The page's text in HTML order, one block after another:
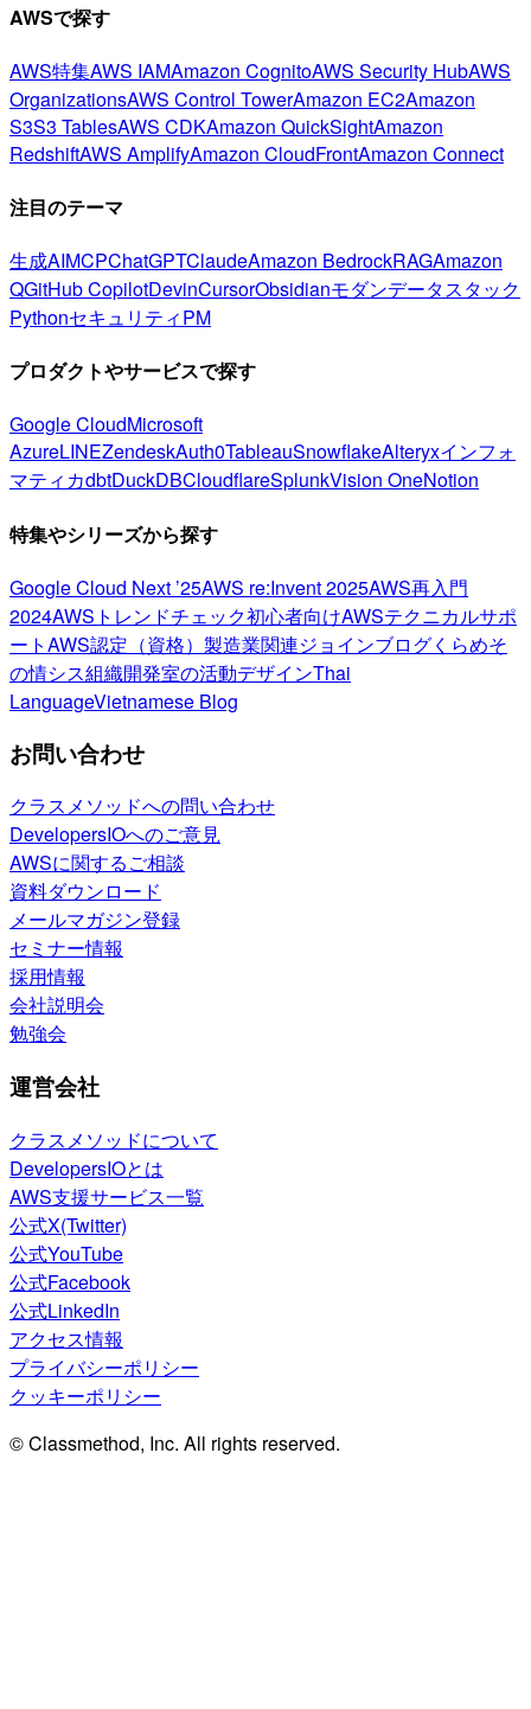
AWSで探す
AWS特集AWS IAMAmazon CognitoAWS Security HubAWS
OrganizationsAWS Control TowerAmazon EC2Amazon
S3S3 TablesAWS CDKAmazon QuickSightAmazon
RedshiftAWS AmplifyAmazon CloudFrontAmazon Connect
注目のテーマ
生成AIMCPChatGPTClaudeAmazon BedrockRAGAmazon
QGitHub CopilotDevinCursorObsidianモダンデータスタック
PythonセキュリティPM
プロダクトやサービスで探す
Google CloudMicrosoft
AzureLINEZendeskAuth0TableauSnowflakeAlteryxインフォ
マティカdbtDuckDBCloudflareSplunkVision OneNotion
特集やシリーズから探す
Google Cloud Next ’25AWS re:Invent 2025AWS再入門
2024AWSトレンドチェック初心者向けAWSテクニカルサポ
ートAWS認定（資格） 製造業関連ジョインブログくらめそ
の情シス組織開発室の活動デザインThai
LanguageVietnamese Blog
お問い合わせ
クラスメソッドへの問い合わせ
DevelopersIOへのご意見
AWSに関するご相談
資料ダウンロード
メールマガジン登録
セミナー情報
採用情報
会社説明会
勉強会
運営会社
クラスメソッドについて
DevelopersIOとは
AWS支援サービス一覧
公式X(Twitter)
公式YouTube
公式Facebook
公式LinkedIn
アクセス情報
プライバシーポリシー
クッキーポリシー
© Classmethod, Inc. All rights reserved.